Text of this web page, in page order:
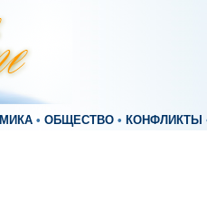
• ОБЩЕСТВО • КОНФЛИКТЫ